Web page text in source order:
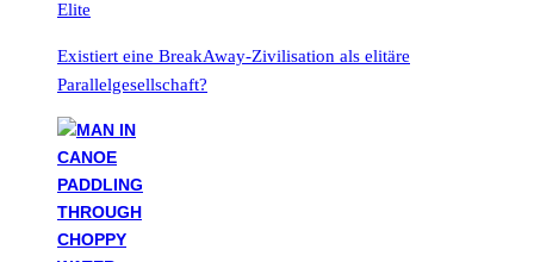
Elite
Existiert eine BreakAway-Zivilisation als elitäre
Parallelgesellschaft?